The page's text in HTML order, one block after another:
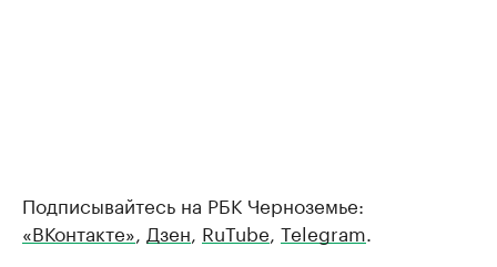
Подписывайтесь на РБК Черноземье:
«ВКонтакте», Дзен, RuTube, Telegram.